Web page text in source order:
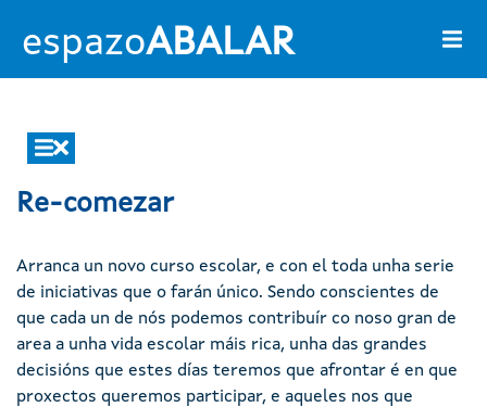
espazoABALAR
Main navigation
Re-comezar
Arranca un novo curso escolar, e con el toda unha serie
de iniciativas que o farán único. Sendo conscientes de
que cada un de nós podemos contribuír co noso gran de
area a unha vida escolar máis rica, unha das grandes
decisións que estes días teremos que afrontar é en que
proxectos queremos participar, e aqueles nos que